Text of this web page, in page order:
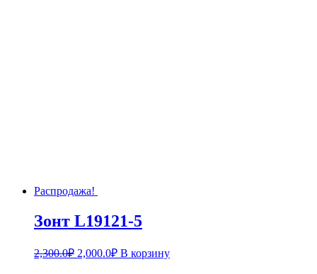
Распродажа!
Зонт L19121-5
2,300.0₽ 2,000.0₽ В корзину